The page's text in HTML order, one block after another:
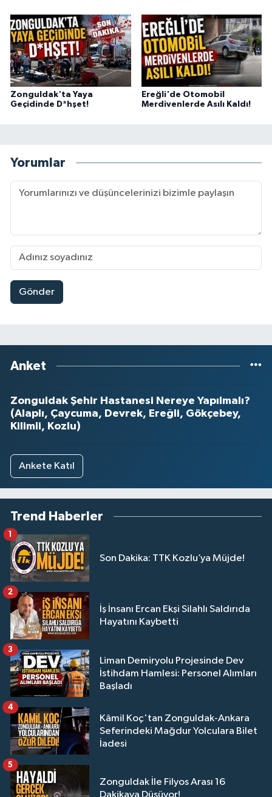
Zonguldak'ta Yaya
Geçidinde D*hşet!
Ereğli'de Otomobil
Merdivenlerde Asılı Kaldı!
Yorumlar
Gönder
Anket
Zonguldak Şehir Hastanesi Nereye Yapılmalı?
(Alaplı, Çaycuma, Devrek, Ereğli, Gökçebey,
Kilimli, Kozlu)
Ankete Katıl
Trend Haberler
Son Dakika: TTK Kozlu’ya Müjde!
1
İş İnsanı Ercan Ekşi Silahlı Saldırıda
Hayatını Kaybetti
2
Liman Demiryolu Projesinde Dev
İstihdam Hamlesi: Personel Alımları
Başladı
3
Kâmil Koç'tan Zonguldak-Ankara
Seferindeki Mağdur Yolculara Bilet
İadesi
4
Zonguldak İle Filyos Arası 16
5